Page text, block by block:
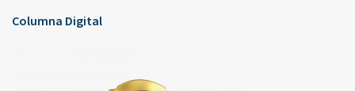
Columna Digital